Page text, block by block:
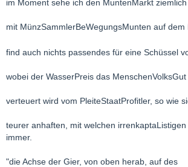
im Moment sehe ich den MuntenMarkt
mit MünzSammlerBeWegungsMunten auf dem
find auch nichts passendes für eine Schüssel
wobei der WasserPreis das
verteuert wird vom PleiteStaatProfitler, so wie
teurer anhaften, mit welchen
immer.
"die Achse der Gier, von oben herab, auf des